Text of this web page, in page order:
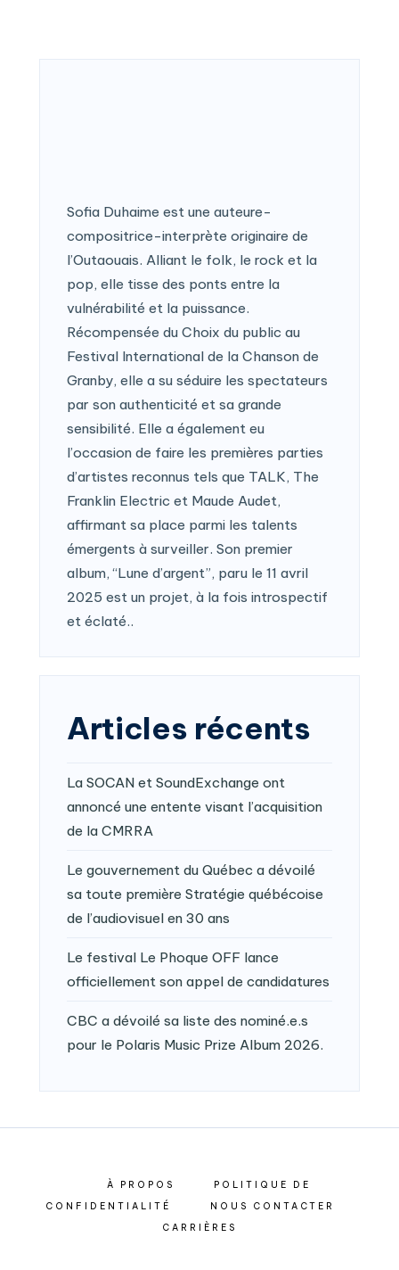
Sofia Duhaime est une auteure-
compositrice-interprète originaire de
l’Outaouais. Alliant le folk, le rock et la
pop, elle tisse des ponts entre la
vulnérabilité et la puissance.
Récompensée du Choix du public au
Festival International de la Chanson de
Granby, elle a su séduire les spectateurs
par son authenticité et sa grande
sensibilité. Elle a également eu
l’occasion de faire les premières parties
d’artistes reconnus tels que TALK, The
Franklin Electric et Maude Audet,
affirmant sa place parmi les talents
émergents à surveiller. Son premier
album, “Lune d’argent”, paru le 11 avril
2025 est un projet, à la fois introspectif
et éclaté..
Articles récents
La SOCAN et SoundExchange ont
annoncé une entente visant l’acquisition
de la CMRRA
Le gouvernement du Québec a dévoilé
sa toute première Stratégie québécoise
de l’audiovisuel en 30 ans
Le festival Le Phoque OFF lance
officiellement son appel de candidatures
CBC a dévoilé sa liste des nominé.e.s
pour le Polaris Music Prize Album 2026.
À PROPOS
POLITIQUE DE
CONFIDENTIALITÉ
NOUS CONTACTER
CARRIÈRES